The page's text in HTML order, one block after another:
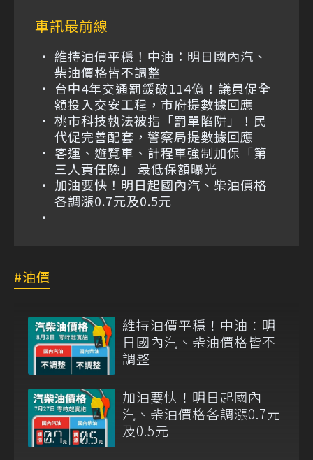
車訊最前線
維持油價平穩！中油：明日國內汽、
柴油價格皆不調整
台中4年交通罰鍰破114億！議員促全
額投入交安工程，市府提數據回應
桃市科技執法被指「罰單陷阱」！民
代促完善配套，警察局提數據回應
客運、遊覽車、計程車強制加保「第
三人責任險」 最低保額曝光
加油要快！明日起國內汽、柴油價格
各調漲0.7元及0.5元
油價
維持油價平穩！中油：明
日國內汽、柴油價格皆不
調整
加油要快！明日起國內
汽、柴油價格各調漲0.7元
及0.5元